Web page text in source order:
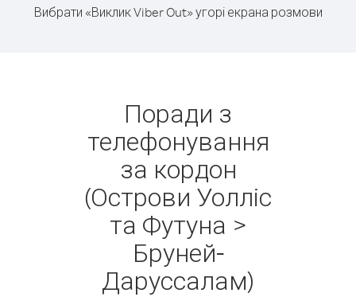
Вибрати «Виклик Viber Out» угорі екрана розмови
Поради з
телефонування
за кордон
(Острови Уолліс
та Футуна >
Бруней-
Даруссалам)